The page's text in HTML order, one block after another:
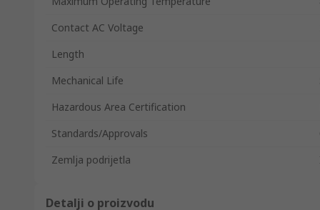
Contact AC Voltage
Length
Mechanical Life
Hazardous Area Certification
Standards/Approvals
Zemlja podrijetla
Detalji o proizvodu